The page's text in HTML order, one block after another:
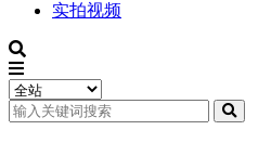
实拍视频